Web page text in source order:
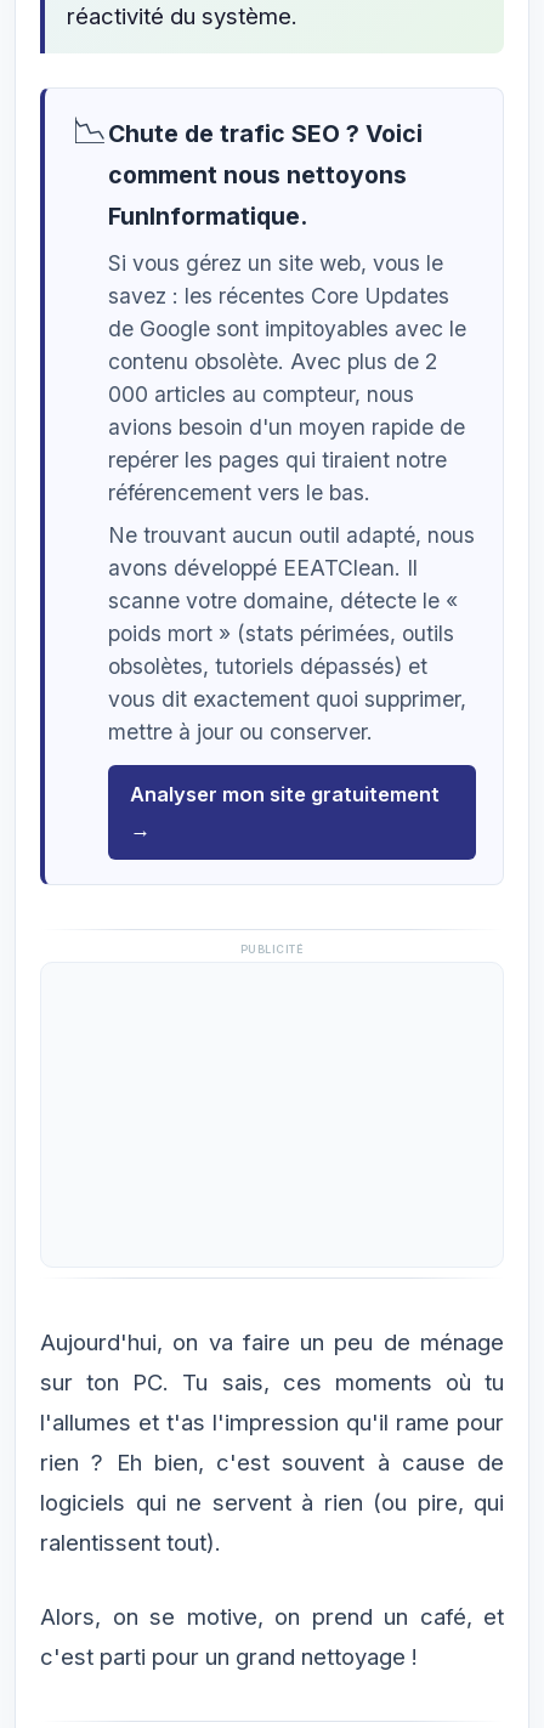
réactivité du système.
📉Chute de trafic SEO ? Voici
comment nous nettoyons
FunInformatique.
Si vous gérez un site web, vous le
savez : les récentes Core Updates
de Google sont impitoyables avec le
contenu obsolète. Avec plus de 2
000 articles au compteur, nous
avions besoin d'un moyen rapide de
repérer les pages qui tiraient notre
référencement vers le bas.
Ne trouvant aucun outil adapté, nous
avons développé EEATClean. Il
scanne votre domaine, détecte le «
poids mort » (stats périmées, outils
obsolètes, tutoriels dépassés) et
vous dit exactement quoi supprimer,
mettre à jour ou conserver.
Analyser mon site gratuitement
→
PUBLICITÉ
Aujourd'hui, on va faire un peu de ménage
sur ton PC. Tu sais, ces moments où tu
l'allumes et t'as l'impression qu'il rame pour
rien ? Eh bien, c'est souvent à cause de
logiciels qui ne servent à rien (ou pire, qui
ralentissent tout).
Alors, on se motive, on prend un café, et
c'est parti pour un grand nettoyage !